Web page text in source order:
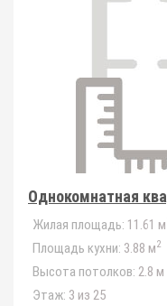
Однокомнатная
Жилая площадь: 11.61 м
Площадь кухни: 3.88 м2
Высота потолков: 2.8 м
Этаж: 3 из 25